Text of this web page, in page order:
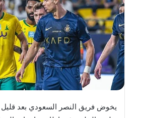
يخوض فريق النصر السعودي بعد قليل